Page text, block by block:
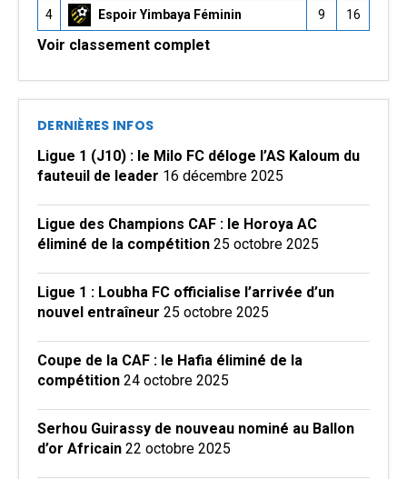
4 Espoir Yimbaya Féminin 9 16
Voir classement complet
DERNIÈRES INFOS
Ligue 1 (J10) : le Milo FC déloge l’AS Kaloum du
fauteuil de leader 16 décembre 2025
Ligue des Champions CAF : le Horoya AC
éliminé de la compétition 25 octobre 2025
Ligue 1 : Loubha FC officialise l’arrivée d’un
nouvel entraîneur 25 octobre 2025
Coupe de la CAF : le Hafia éliminé de la
compétition 24 octobre 2025
Serhou Guirassy de nouveau nominé au Ballon
d’or Africain 22 octobre 2025